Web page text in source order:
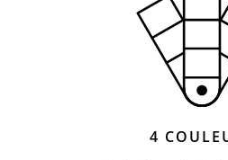
4